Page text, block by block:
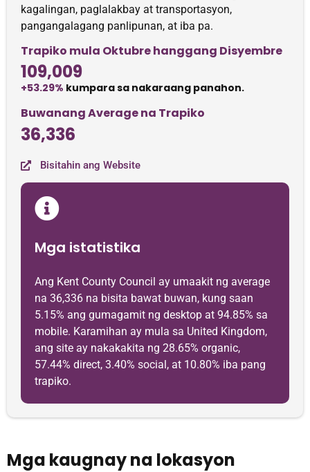
kagalingan, paglalakbay at transportasyon,
pangangalagang panlipunan, at iba pa.
Trapiko mula Oktubre hanggang Disyembre
109,009
+53.29% kumpara sa nakaraang panahon.
Buwanang Average na Trapiko
36,336
Bisitahin ang Website
Mga istatistika
Ang Kent County Council ay umaakit ng average
na 36,336 na bisita bawat buwan, kung saan
5.15% ang gumagamit ng desktop at 94.85% sa
mobile. Karamihan ay mula sa United Kingdom,
ang site ay nakakakita ng 28.65% organic,
57.44% direct, 3.40% social, at 10.80% iba pang
trapiko.
Mga kaugnay na lokasyon